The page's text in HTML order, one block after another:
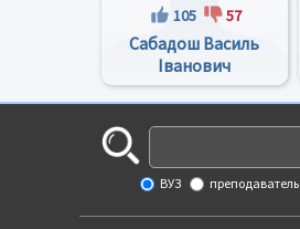
105 57
Сабадош Василь
Іванович
ВУЗ преподаватель